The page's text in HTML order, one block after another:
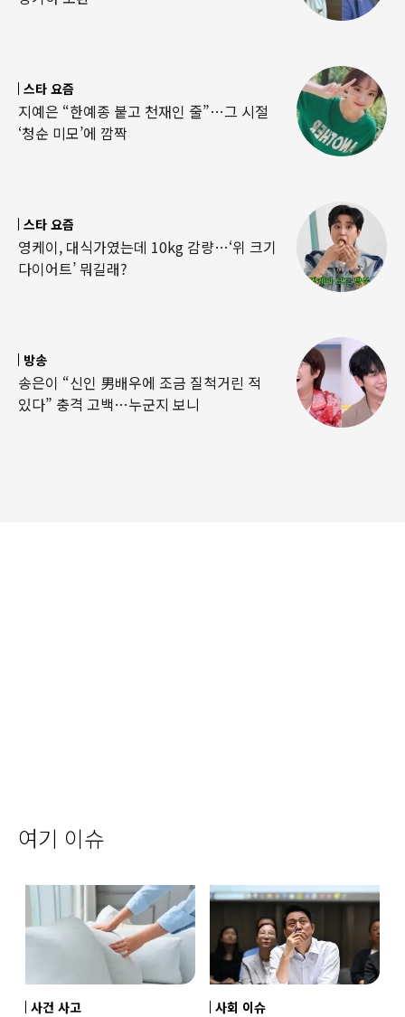
스타 요즘
지예은 “한예종 붙고 천재인 줄”…그 시절
‘청순 미모’에 깜짝
스타 요즘
영케이, 대식가였는데 10kg 감량…‘위 크기
다이어트’ 뭐길래?
방송
송은이 “신인 男배우에 조금 질척거린 적
있다” 충격 고백…누군지 보니
여기 이슈
사건 사고 사회 이슈